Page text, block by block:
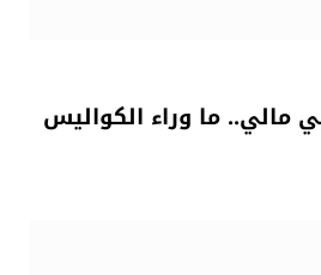
مالي.. ما وراء الكواليس